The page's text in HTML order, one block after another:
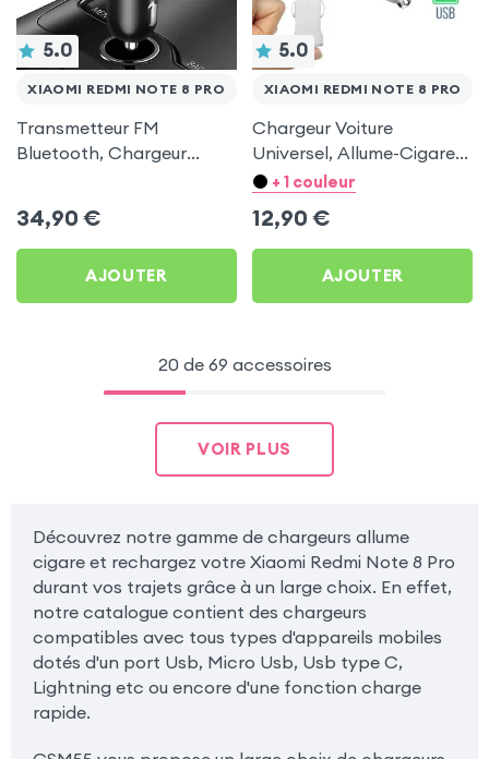
5.0
XIAOMI REDMI NOTE 8 PRO
Transmetteur FM
Bluetooth, Chargeur
34,90 €
AJOUTER
5.0
XIAOMI REDMI NOTE 8 PRO
Chargeur Voiture
Universel, Allume-Cigare
Ultra Compact avec
+ 1 couleur
12,90 €
AJOUTER
20 de 69 accessoires
VOIR PLUS
Découvrez notre gamme de chargeurs allume
cigare et rechargez votre Xiaomi Redmi Note 8 Pro
durant vos trajets grâce à un large choix. En effet,
notre catalogue contient des chargeurs
compatibles avec tous types d'appareils mobiles
dotés d'un port Usb, Micro Usb, Usb type C,
Lightning etc ou encore d'une fonction charge
rapide.